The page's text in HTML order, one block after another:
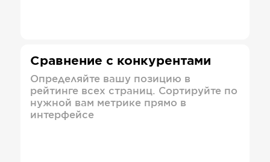
Сравнение с конкурентами
Определяйте вашу позицию в
рейтинге всех страниц. Сортируйте по
нужной вам метрике прямо в
интерфейсе